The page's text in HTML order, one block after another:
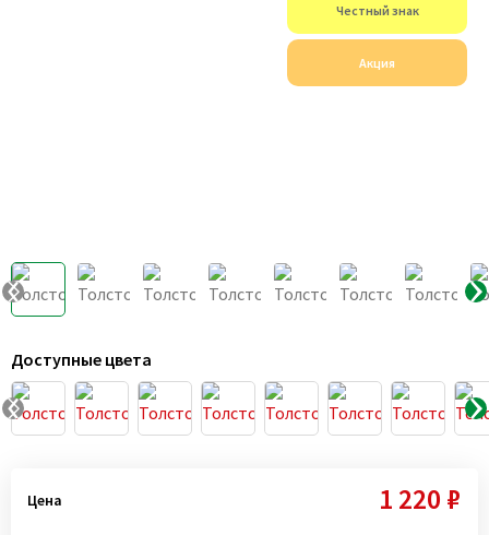
Честный знак
Акция
Доступные цвета
Цена 1 220 ₽